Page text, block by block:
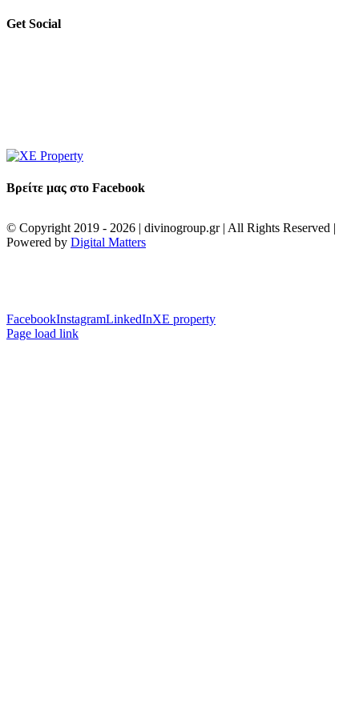
Get Social
Βρείτε μας στο Facebook
© Copyright 2019 - 2026 | divinogroup.gr | All Rights Reserved |
Powered by Digital Matters
FacebookInstagramLinkedInXE property
Page load link